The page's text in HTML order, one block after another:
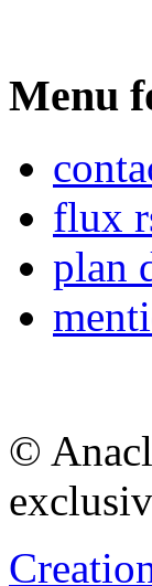
Menu
flux
plan
©